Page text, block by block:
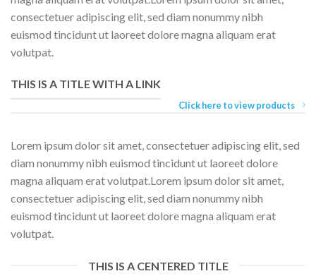
consectetuer adipiscing elit, sed diam nonummy nibh
euismod tincidunt ut laoreet dolore magna aliquam erat
volutpat.
THIS IS A TITLE WITH A LINK
Click here to view products
Lorem ipsum dolor sit amet, consectetuer adipiscing elit, sed
diam nonummy nibh euismod tincidunt ut laoreet dolore
magna aliquam erat volutpat.Lorem ipsum dolor sit amet,
consectetuer adipiscing elit, sed diam nonummy nibh
euismod tincidunt ut laoreet dolore magna aliquam erat
volutpat.
THIS IS A CENTERED TITLE